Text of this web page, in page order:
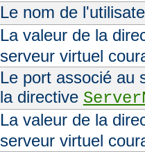
Le nom de
La valeur de la
serveur virtuel
Le port associé au
la directive
La valeur de la
serveur virtuel